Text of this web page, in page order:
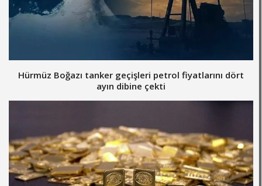
Hürmüz Boğazı tanker geçişleri petrol fiyatlarını dört
ayın dibine çekti